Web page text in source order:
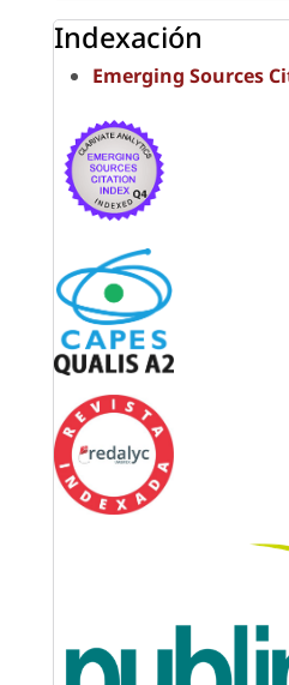
Indexación
Emerging Sources